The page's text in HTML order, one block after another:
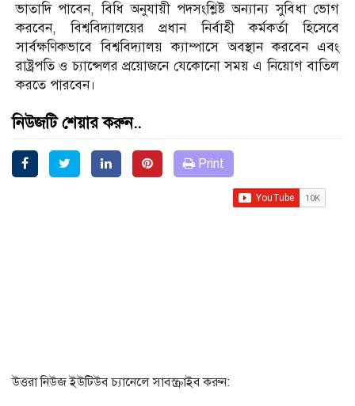
ভাতাদি পাবেন, বিধি অনুযায়ী পদসংশ্লিষ্ট অন্যান্য সুবিধা ভোগ
করবেন, বিশ্ববিদ্যালয়ের প্রধান নির্বাহী কর্মকর্তা হিসেবে
সার্বক্ষণিকভাবে বিশ্ববিদ্যালয় ক্যাম্পাসে অবস্থান করবেন এবং
রাষ্ট্রপতি ও চ্যান্সেলর প্রয়োজনে যেকোনো সময় এ নিয়োগ বাতিল
করতে পারবেন।
নিউজটি শেয়ার করুন..
Print
উত্তরা নিউজ ইউটিউব চ্যানেলে সাবস্ক্রাইব করুন: